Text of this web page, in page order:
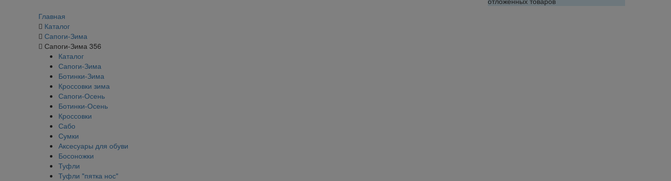
Главная
Каталог
Сапоги-Зима
Сапоги-Зима 356
Каталог
Сапоги-Зима
Ботинки-Зима
Кроссовки зима
Сапоги-Осень
Ботинки-Осень
Кроссовки
Сабо
Сумки
Аксесуары для обуви
Босоножки
Туфли
Туфли "пятка нос"